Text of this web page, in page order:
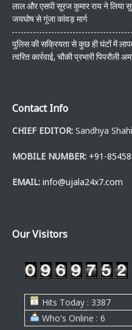
लाल और एसपी सूरज कुमार राय ने लिया
जयघोष से गूंजा कांवड़ मार्ग
पुलिस की सक्रियता से कुछ ही घंटों में
त्वरित कार्रवाई, चौकी प्रभारी पिपरौली
Contact Info
CHIEF EDITOR: Sandhya Shahi
MOBILE NUMBER: +91-
EMAIL: info@ujala24x7.com
Our Visitors
Hits Today : 3387
Who's Online : 6